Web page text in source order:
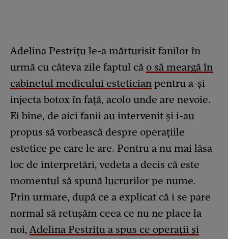
Adelina Pestrițu le-a mărturisit fanilor în
urmă cu câteva zile faptul că o să meargă în
cabinetul medicului estetician pentru a-și
injecta botox în față, acolo unde are nevoie.
Ei bine, de aici fanii au intervenit și i-au
propus să vorbească despre operațiile
estetice pe care le are. Pentru a nu mai lăsa
loc de interpretări, vedeta a decis că este
momentul să spună lucrurilor pe nume.
Prin urmare, după ce a explicat că i se pare
normal să retușăm ceea ce nu ne place la
noi, Adelina Pestrițu a spus ce operații și